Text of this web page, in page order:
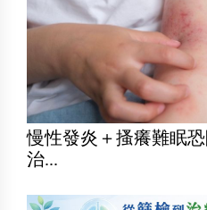
慢性發炎＋搔癢難眠
治...